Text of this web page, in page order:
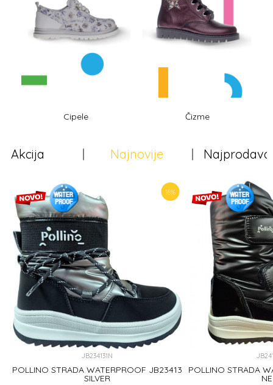
Cipele Čizme
Akcija Najnovije
16%
JB234131N
POLLINO STRADA WATERPROOF JB23413
SILVER
POLLINO STRADA